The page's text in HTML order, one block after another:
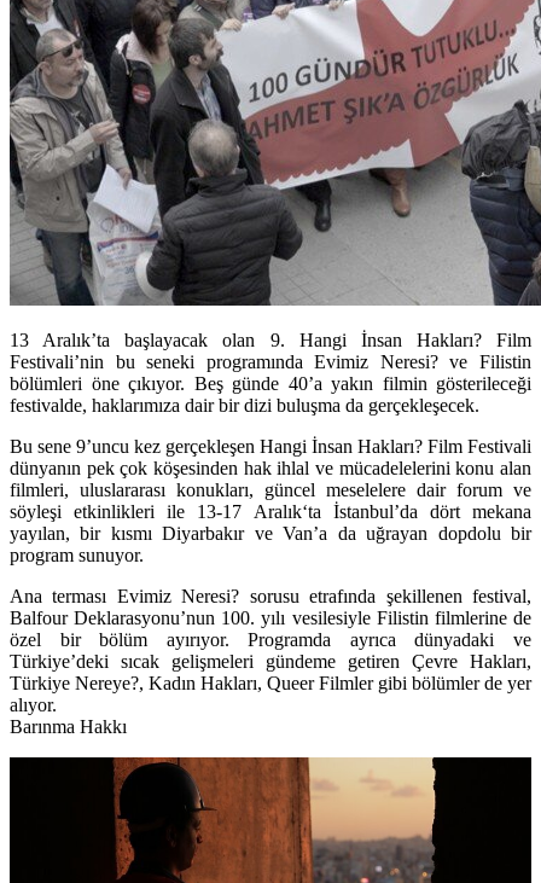
13 Aralık’ta başlayacak olan 9. Hangi İnsan Hakları? Film
Festivali’nin bu seneki programında Evimiz Neresi? ve Filistin
bölümleri öne çıkıyor. Beş günde 40’a yakın filmin gösterileceği
festivalde, haklarımıza dair bir dizi buluşma da gerçekleşecek.
Bu sene 9’uncu kez gerçekleşen Hangi İnsan Hakları? Film Festivali
dünyanın pek çok köşesinden hak ihlal ve mücadelelerini konu alan
filmleri, uluslararası konukları, güncel meselelere dair forum ve
söyleşi etkinlikleri ile 13-17 Aralık‘ta İstanbul’da dört mekana
yayılan, bir kısmı Diyarbakır ve Van’a da uğrayan dopdolu bir
program sunuyor.
Ana terması Evimiz Neresi? sorusu etrafında şekillenen festival,
Balfour Deklarasyonu’nun 100. yılı vesilesiyle Filistin filmlerine de
özel bir bölüm ayırıyor. Programda ayrıca dünyadaki ve
Türkiye’deki sıcak gelişmeleri gündeme getiren Çevre Hakları,
Türkiye Nereye?, Kadın Hakları, Queer Filmler gibi bölümler de yer
alıyor.
Barınma Hakkı